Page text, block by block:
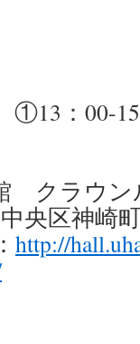
①13：00-
クラウン
央区神崎
http://